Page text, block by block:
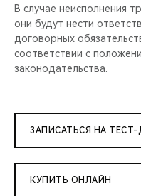
В случае неисполнения
они будут нести
договорных
соответствии с
законодательства.
ЗАПИСАТЬСЯ НА ТЕСТ-
КУПИТЬ ОНЛАЙН